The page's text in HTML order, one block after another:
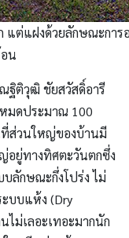
ต่แฝงด้วยลักษณะกา
น
ฐิติวุฒิ ชัยสวัสดิ์อารี
มดประมาณ 100
ที่ส่วนใหญ่ของบ้านมี
อยู่ทางทิศตะวันตกซึ่ง
ลักษณะกึ่งโปร่ง ไม่
บบแห้ง (Dry
ไม่เลอะเทอะมากนัก